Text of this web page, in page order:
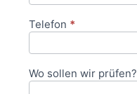
Telefon *
Wo sollen wir prüfen?